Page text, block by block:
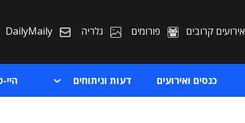
אירועים קרובים פורומים גלריה DailyMaily
כנסים ואירועים דעות וניתוחים